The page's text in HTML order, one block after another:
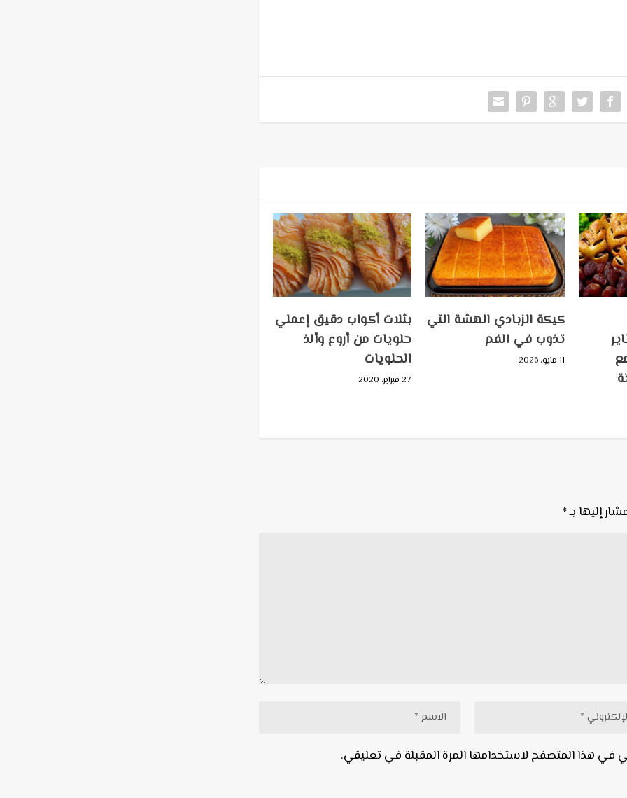
كيكة الزبادي الهشة التي
تذوب في الفم
11 مايو، 2026
بثلات أكواب دقيق إعملي
حلويات من أروع وألذ
الحلويات
27 فبراير، 2020
إليها بـ*
في هذا المتصفح لاستخدامها المرة المقبلة في تعليقي.